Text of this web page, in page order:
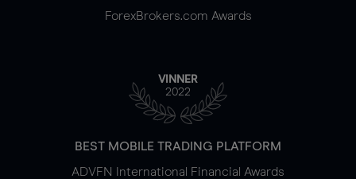
ForexBrokers.com Awards
VINNER
2022
BEST MOBILE TRADING PLATFORM
ADVFN International Financial Awards